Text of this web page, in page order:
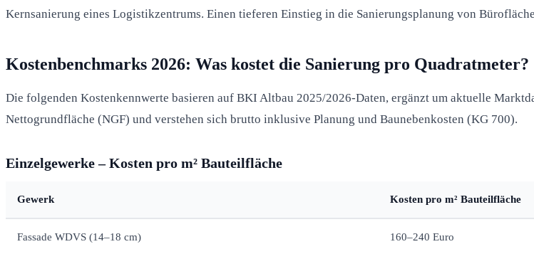
Kernsanierung eines Logistikzentrums. Einen tieferen Einstieg in die Sanierungsplanung von
Kostenbenchmarks 2026: Was kostet die Sanierung pro Quadratmeter?
Die folgenden Kostenkennwerte basieren auf BKI Altbau 2025/2026-Daten, ergänzt um aktuelle
Nettogrundfläche (NGF) und verstehen sich brutto inklusive Planung und Baunebenkosten (KG 700).
Einzelgewerke – Kosten pro m² Bauteilfläche
Gewerk Kosten pro m² Bauteilfläche
Fassade WDVS (14–18 cm) 160–240 Euro